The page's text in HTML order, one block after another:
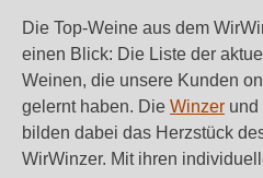
Die Top-Weine aus dem
einen Blick: Die Liste der
Weinen, die unsere Kunden
gelernt haben. Die Winzer und
bilden dabei das Herzstück
WirWinzer. Mit ihren